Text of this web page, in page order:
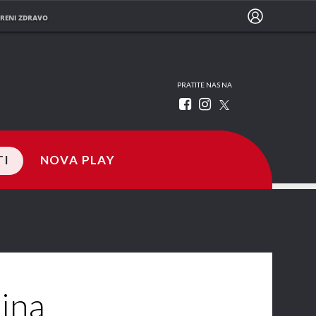
ZDRAVO
PRATITE NAS NA
NOVA PLAY